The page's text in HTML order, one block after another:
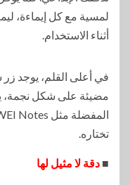
لمسية مع كل إيماءة،
أثناء الاستخدام.
في أعلى القلم، يوجد
مضيئة على شكل نجمة،
تختاره.
■ دقة لا مثيل لها